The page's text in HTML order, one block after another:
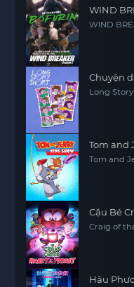
WIND
WIND
Chuyện
Long
Tom and
Tom and
Cậu Bé
Craig of
Hậu